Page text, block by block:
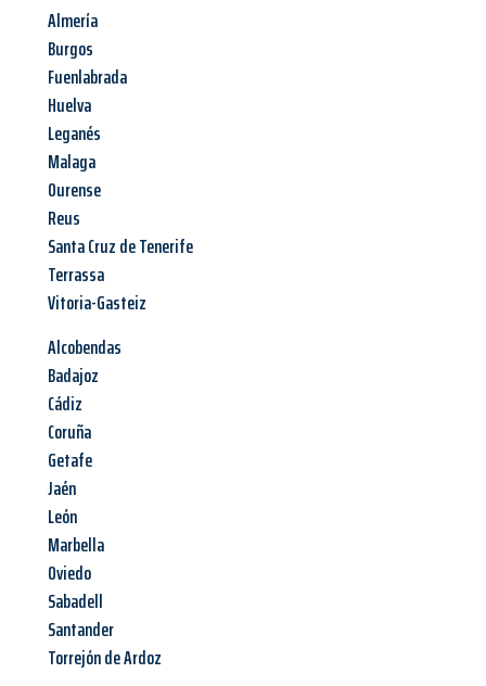
Almería
Burgos
Fuenlabrada
Huelva
Leganés
Malaga
Ourense
Reus
Santa Cruz de Tenerife
Terrassa
Vitoria-Gasteiz
Alcobendas
Badajoz
Cádiz
Coruña
Getafe
Jaén
León
Marbella
Oviedo
Sabadell
Santander
Torrejón de Ardoz